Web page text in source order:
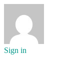
Sign in